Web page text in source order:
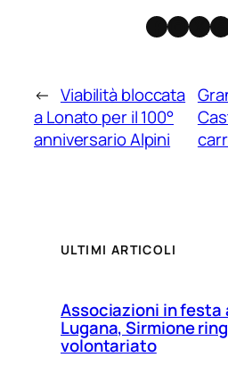
X
← Viabilità bloccata
a Lonato per il 100°
anniversario Alpini
ULTIMI ARTICOLI
Associazioni in festa
Lugana, Sirmione
volontariato